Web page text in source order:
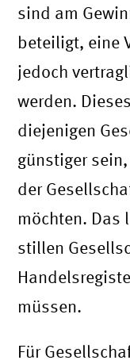
sind am
beteiligt, eine
jedoch
werden.
diejenigen
günstiger
der
möchten. Das
stillen
müssen.
Für